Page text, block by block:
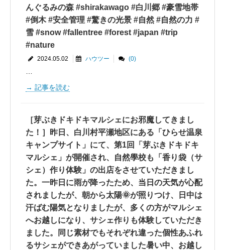
んぐるみの森 #shirakawago #白川郷 #豪雪地帯
#倒木 #安全管理 #驚きの光景 #自然 #自然の力 #
雪 #snow #fallentree #forest #japan #trip
#nature
2024.05.02 ハウツー (0)
記事を読む
［芽ぶきドキドキマルシェにお邪魔してきまし
た！］昨日、白川村平瀬地区にある「ひらせ温泉
キャンプサイト」にて、第1回「芽ぶきドキドキ
マルシェ」が開催され、自然學校も「香り袋（サ
シェ）作り体験」の出店をさせていただきまし
た。一昨日に雨が降ったため、当日の天気が心配
されましたが、朝から太陽🌞が照りつけ、日中は
汗ばむ陽気となりましたが、多くの方がマルシェ
へお越しになり、サシェ作りも体験していただき
ました。同じ素材でもそれぞれ違った個性あふれ
るサシェができあがっていました暑い中、お越し